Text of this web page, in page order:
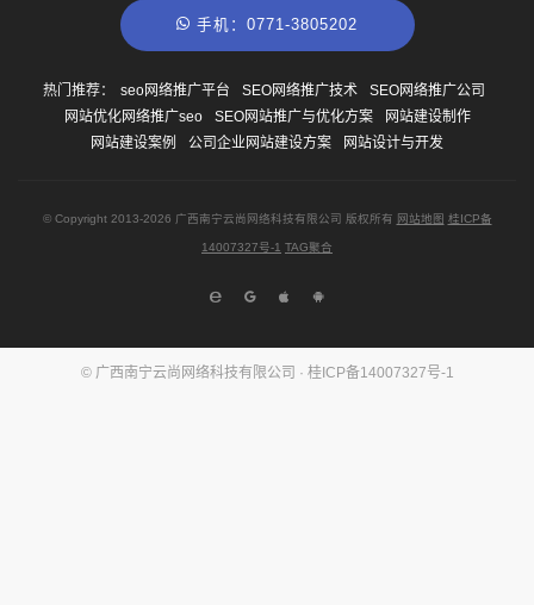
手机：0771-3805202
热门推荐： seo网络推广平台 SEO网络推广技术
SEO网络推广公司
网站优化网络推广seo
SEO网站推广与优化方案
网站建设制作
网站建设案例
公司企业网站建设方案 网站设计与开发
© Copyright 2013-2026 广西南宁云尚网络科技有限公司 版权所有 网站地图 桂ICP备
14007327号-1 TAG聚合
© 广西南宁云尚网络科技有限公司 · 桂ICP备14007327号-1